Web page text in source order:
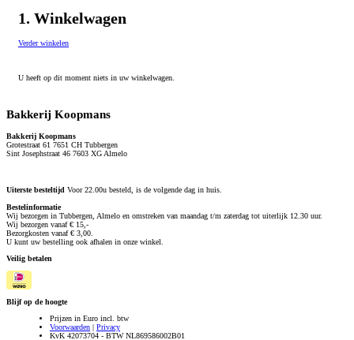
1. Winkelwagen
Verder winkelen
U heeft op dit moment niets in uw winkelwagen.
Bakkerij Koopmans
Bakkerij Koopmans
Grotestraat 61 7651 CH Tubbergen
Sint Josephstraat 46 7603 XG Almelo
Uiterste besteltijd Voor 22.00u besteld, is de volgende dag in huis.
Bestelinformatie
Wij bezorgen in Tubbergen, Almelo en omstreken van maandag t/m zaterdag tot uiterlijk 12.30 uur.
Wij bezorgen vanaf € 15,-
Bezorgkosten vanaf € 3,00.
U kunt uw bestelling ook afhalen in onze winkel.
Veilig betalen
Blijf op de hoogte
Prijzen in Euro incl. btw
Voorwaarden | Privacy
KvK 42073704 - BTW NL869586002B01